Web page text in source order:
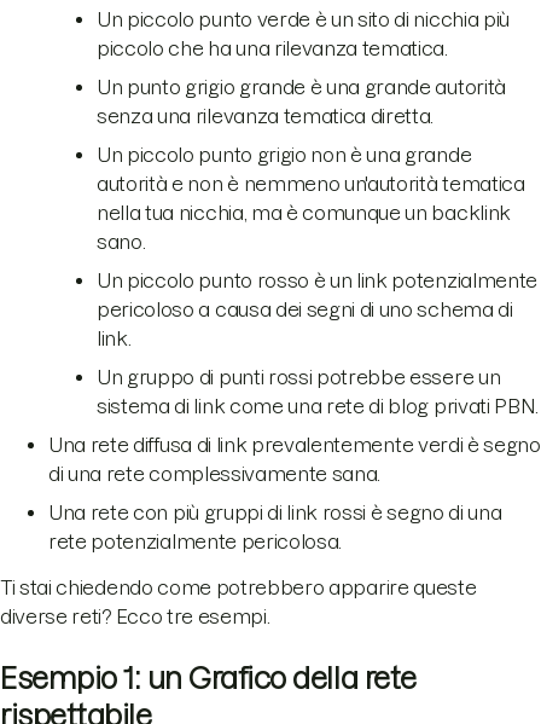
Un piccolo punto verde è un sito di nicchia più
piccolo che ha una rilevanza tematica.
Un punto grigio grande è una grande autorità
senza una rilevanza tematica diretta.
Un piccolo punto grigio non è una grande
autorità e non è nemmeno un'autorità tematica
nella tua nicchia, ma è comunque un backlink
sano.
Un piccolo punto rosso è un link potenzialmente
pericoloso a causa dei segni di uno schema di
link.
Un gruppo di punti rossi potrebbe essere un
sistema di link come una rete di blog privati PBN.
Una rete diffusa di link prevalentemente verdi è segno
di una rete complessivamente sana.
Una rete con più gruppi di link rossi è segno di una
rete potenzialmente pericolosa.
Ti stai chiedendo come potrebbero apparire queste
diverse reti? Ecco tre esempi.
Esempio 1: un Grafico della rete
rispettabile